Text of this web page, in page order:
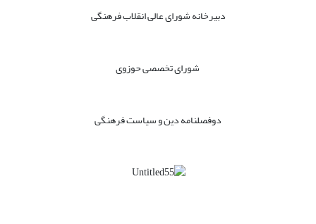
دبیرخانه شورای عالی انقلاب فرهنگی
شورای تخصصی حوزوی
دوفصلنامه دین و سیاست فرهنگی